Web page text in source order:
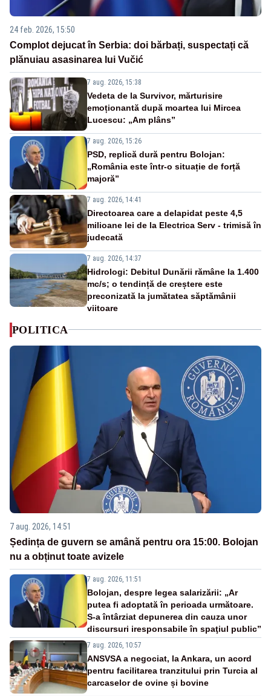
24 feb. 2026, 15:50
Complot dejucat în Serbia: doi bărbați, suspectați că
plănuiau asasinarea lui Vučić
7 aug. 2026, 15:38
Vedeta de la Survivor, mărturisire
emoționantă după moartea lui Mircea
Lucescu: „Am plâns”
7 aug. 2026, 15:26
PSD, replică dură pentru Bolojan:
„România este într-o situație de forță
majoră”
7 aug. 2026, 14:41
Directoarea care a delapidat peste 4,5
milioane lei de la Electrica Serv - trimisă în
judecată
7 aug. 2026, 14:37
Hidrologi: Debitul Dunării rămâne la 1.400
mc/s; o tendință de creștere este
preconizată la jumătatea săptămânii
viitoare
POLITICA
7 aug. 2026, 14:51
Ședința de guvern se amână pentru ora 15:00. Bolojan
nu a obținut toate avizele
7 aug. 2026, 11:51
Bolojan, despre legea salarizării: „Ar
putea fi adoptată în perioada următoare.
S-a întârziat depunerea din cauza unor
discursuri iresponsabile în spaţiul public”
7 aug. 2026, 10:57
ANSVSA a negociat, la Ankara, un acord
pentru facilitarea tranzitului prin Turcia al
carcaselor de ovine și bovine